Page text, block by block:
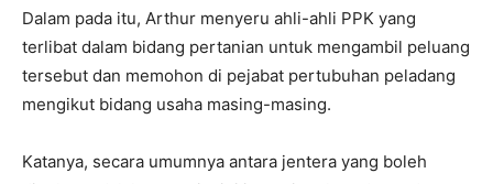
Dalam pada itu, Arthur menyeru ahli-ahli PPK yang
terlibat dalam bidang pertanian untuk mengambil peluang
tersebut dan memohon di pejabat pertubuhan peladang
mengikut bidang usaha masing-masing.
Katanya, secara umumnya antara jentera yang boleh